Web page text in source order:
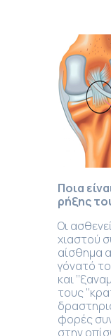
Ποια
ρήξης
Oι
χιαστού
αίσθημα
γόνατό
και
τους
φορές
στην